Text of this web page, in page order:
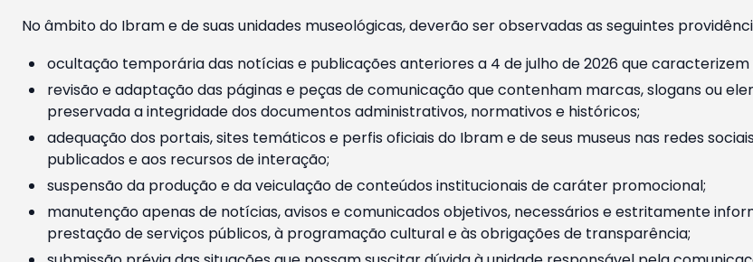
No âmbito do Ibram e de suas unidades museológicas, deverão ser observadas as seguintes
ocultação temporária das notícias e publicações anteriores a 4 de julho de 2026 que
revisão e adaptação das páginas e peças de comunicação que contenham marcas, slogans ou
preservada a integridade dos documentos administrativos, normativos e históricos;
adequação dos portais, sites temáticos e perfis oficiais do Ibram e de seus museus nas redes
publicados e aos recursos de interação;
suspensão da produção e da veiculação de conteúdos institucionais de caráter promocional;
manutenção apenas de notícias, avisos e comunicados objetivos, necessários e estritamente
prestação de serviços públicos, à programação cultural e às obrigações de transparência;